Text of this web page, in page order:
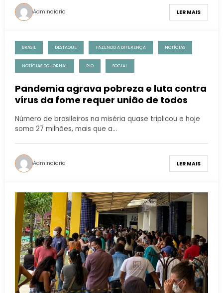
Admindiario LER MAIS
BRASIL DESTAQUE FAZENDO A DIFERENÇA NOTÍCIAS
NOTÍCIAS DO JORNAL RIO SOCIAL
Pandemia agrava pobreza e luta contra
vírus da fome requer união de todos
Número de brasileiros na miséria quase triplicou e hoje
soma 27 milhões, mais que a…
Admindiario LER MAIS